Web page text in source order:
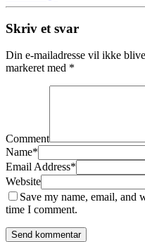
Skriv et svar
Din e-mailadresse vil ikke
markeret med *
Comment
Name*
Email Address*
Website
Save my name, email, and
time I comment.